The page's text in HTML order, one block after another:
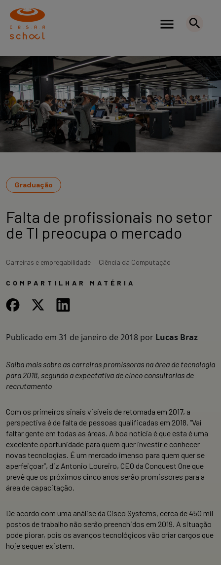
Graduação
Falta de profissionais no setor
de TI preocupa o mercado
Carreiras e empregabilidade Ciência da Computação
COMPARTILHAR MATÉRIA
Publicado em 31 de janeiro de 2018 por Lucas Braz
Saiba mais sobre as carreiras promissoras na área de tecnologia
para 2018, segundo a expectativa de cinco consultorias de
recrutamento
Com os primeiros sinais visíveis de retomada em 2017, a
perspectiva é de falta de pessoas qualificadas em 2018. “Vai
faltar gente em todas as áreas. A boa notícia é que esta é uma
excelente oportunidade para quem quer investir e conhecer
novas tecnologias. É um mercado imenso para quem quer se
aperfeiçoar”, diz Antonio Loureiro, CEO da Conquest One que
prevê que os próximos cinco anos serão promissores para a
área de capacitação.
De acordo com uma análise da Cisco Systems, cerca de 450 mil
postos de trabalho não serão preenchidos em 2019. A situação
pode piorar, pois os avanços tecnológicos vão criar cargos que
hoje sequer existem.